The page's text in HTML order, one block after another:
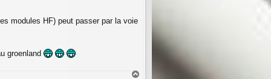
modules HF) peut passer par la voie
groenland